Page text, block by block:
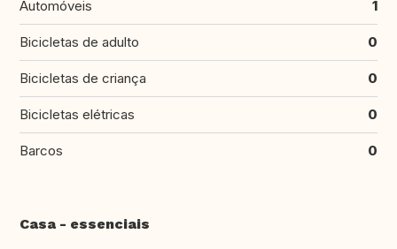
Automóveis 1
Bicicletas de adulto 0
Bicicletas de criança 0
Bicicletas elétricas 0
Barcos 0
Casa - essenciais